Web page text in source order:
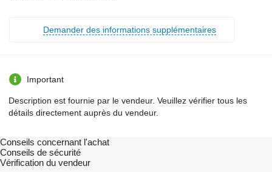
Demander des informations supplémentaires
Important
Description est fournie par le vendeur. Veuillez vérifier tous les
détails directement auprès du vendeur.
Conseils concernant l'achat
Conseils de sécurité
Vérification du vendeur